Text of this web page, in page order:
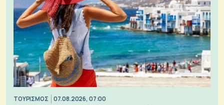
ΤΟΥΡΙΣΜΟΣ 07.08.2026, 07:00